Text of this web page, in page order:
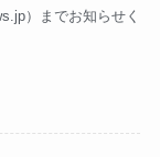
）までお知らせく